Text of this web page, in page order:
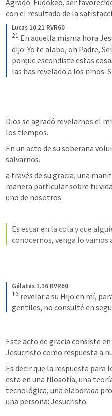
Agradó: Eudokeo, ser
con el resultado de la
Lucas 10.21 RVR60
21 En aquella misma hora
dijo: Yo te alabo, oh Padre,
porque escondiste estas
las has revelado a los niños.
Dios se agradó revelarnos el
los tiempos.
En un acto de su soberana
salvarnos.
a través de su gracia, una
manera particular sobre tu
uno de nosotros.
Es estar en la cola y que
conocernos, venga lo vamos
Gálatas 1.16 RVR60
16 revelar a su Hijo en mí,
gentiles, no consulté en
Este acto de gracia consiste
Jesucristo como respuesta a
Es decir que la respuesta
esta en una filosofía, una
tecnológica, una elaborada
una persona: Jesucristo.